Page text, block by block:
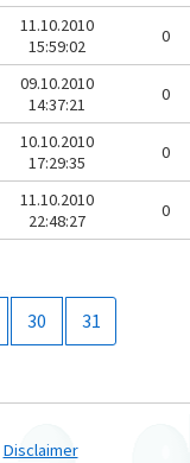
11.10.2010
15:59:02
0
09.10.2010
14:37:21
0
10.10.2010
17:29:35
0
11.10.2010
22:48:27
0
30 31
Disclaimer